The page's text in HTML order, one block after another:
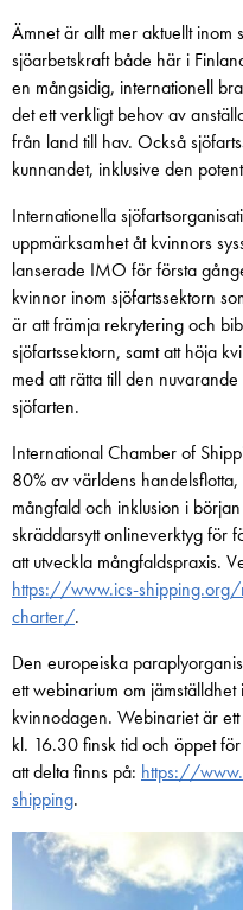
Ämnet är allt mer aktuellt inom
sjöarbetskraft både här i
en mångsidig, internationell
det ett verkligt behov av
från land till hav. Också
kunnandet, inklusive den
Internationella
uppmärksamhet åt kvinnors
lanserade IMO för första
kvinnor inom sjöfartssektorn
är att främja rekrytering och
sjöfartssektorn, samt att höja
med att rätta till den
sjöfarten.
International Chamber of
80% av världens
mångfald och inklusion i
skräddarsytt onlineverktyg för
att utveckla mångfaldspraxis.
https://www.ics-shipping.org/
charter/.
Den europeiska
ett webinarium om
kvinnodagen. Webinariet är
kl. 16.30 finsk tid och öppet
att delta finns på: https://
shipping.